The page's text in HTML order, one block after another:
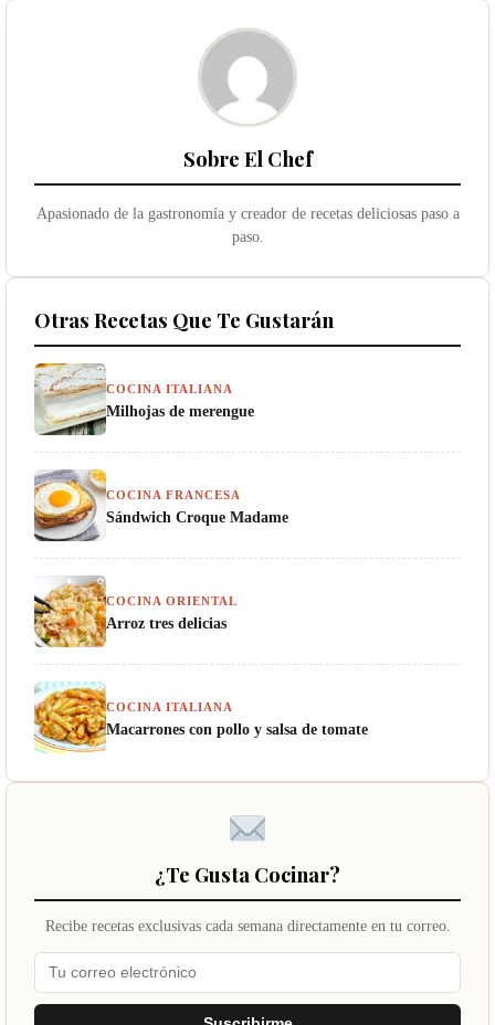
Sobre El Chef
Apasionado de la gastronomía y creador de recetas deliciosas paso a
paso.
Otras Recetas Que Te Gustarán
COCINA ITALIANA
Milhojas de merengue
COCINA FRANCESA
Sándwich Croque Madame
COCINA ORIENTAL
Arroz tres delicias
COCINA ITALIANA
Macarrones con pollo y salsa de tomate
¿Te Gusta Cocinar?
Recibe recetas exclusivas cada semana directamente en tu correo.